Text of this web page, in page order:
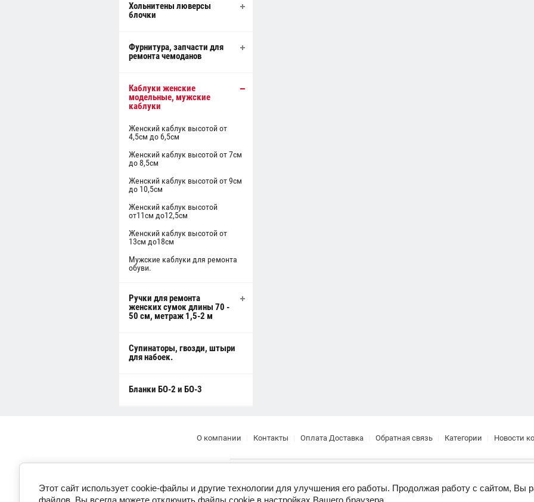
Хольнитены люверсы
блочки
Фурнитура, запчасти для
ремонта чемоданов
Каблуки женские
модельные, мужские
каблуки
Женский каблук высотой от
4,5см до 6,5см
Женский каблук высотой от 7см
до 8,5см
Женский каблук высотой от 9см
до 10,5см
Женский каблук высотой
от11см до12,5см
Женский каблук высотой от
13см до18см
Мужские каблуки для ремонта
обуви.
Ручки для ремонта
женских сумок длины 70 -
50 см, метраж 1,5-2 м
Супинаторы, гвозди, штыри
для набоек.
Бланки БО-2 и БО-3
О компании Контакты Оплата Доставка Обратная связь Категории Новости
Этот сайт использует cookie-файлы и другие технологии для улучшения его работы. Продолжая работу с сайтом, Вы
файлов. Вы всегда можете отключить файлы cookie в настройках Вашего браузера.